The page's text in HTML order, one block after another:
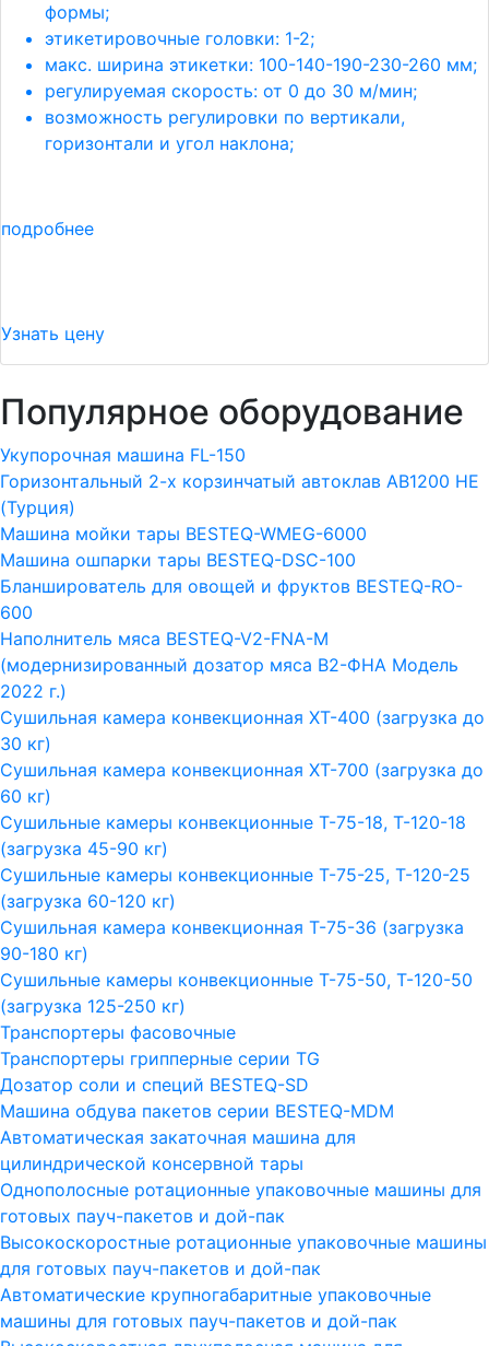
формы;
этикетировочные головки: 1-2;
макс. ширина этикетки: 100-140-190-230-260 мм;
регулируемая скорость: от 0 до 30 м/мин;
возможность регулировки по вертикали,
горизонтали и угол наклона;
подробнее
Узнать цену
Популярное оборудование
Укупорочная машина FL-150
Горизонтальный 2-х корзинчатый автоклав АВ1200 HE
(Турция)
Машина мойки тары BESTEQ-WMEG-6000
Машина ошпарки тары BESTEQ-DSC-100
Бланширователь для овощей и фруктов BESTEQ-RO-
600
Наполнитель мяса BESTEQ-V2-FNA-M
(модернизированный дозатор мяса В2-ФНА Модель
2022 г.)
Сушильная камера конвекционная ХТ-400 (загрузка до
30 кг)
Сушильная камера конвекционная ХТ-700 (загрузка до
60 кг)
Сушильные камеры конвекционные Т-75-18, Т-120-18
(загрузка 45-90 кг)
Сушильные камеры конвекционные Т-75-25, Т-120-25
(загрузка 60-120 кг)
Сушильная камера конвекционная Т-75-36 (загрузка
90-180 кг)
Сушильные камеры конвекционные Т-75-50, Т-120-50
(загрузка 125-250 кг)
Транспортеры фасовочные
Транспортеры грипперные серии TG
Дозатор соли и специй BESTEQ-SD
Машина обдува пакетов серии ВESTEQ-MDM
Автоматическая закаточная машина для
цилиндрической консервной тары
Однополосные ротационные упаковочные машины для
готовых пауч-пакетов и дой-пак
Высокоскоростные ротационные упаковочные машины
для готовых пауч-пакетов и дой-пак
Автоматические крупногабаритные упаковочные
машины для готовых пауч-пакетов и дой-пак